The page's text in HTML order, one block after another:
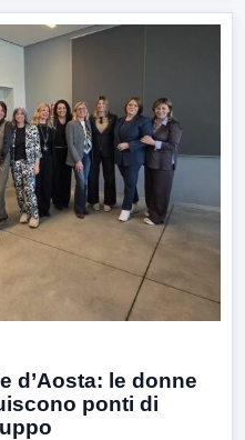
d’Aosta: le donne
ponti di